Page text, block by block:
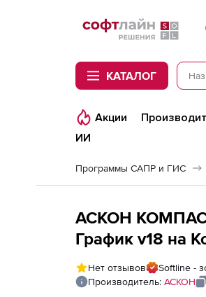
Softline
КАТАЛОГ
Акции
ИИ
Программы САПР и ГИС
АСКОН КОМПАС-
График v18 на
годНет отзывов
Softline -
Производитель: АСКОН